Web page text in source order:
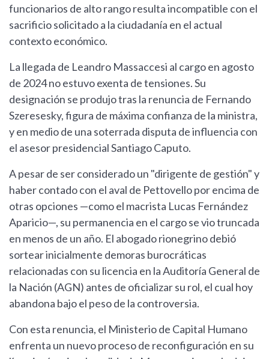
funcionarios de alto rango resulta incompatible con el
sacrificio solicitado a la ciudadanía en el actual
contexto económico.
La llegada de Leandro Massaccesi al cargo en agosto
de 2024 no estuvo exenta de tensiones. Su
designación se produjo tras la renuncia de Fernando
Szeresesky, figura de máxima confianza de la ministra,
y en medio de una soterrada disputa de influencia con
el asesor presidencial Santiago Caputo.
A pesar de ser considerado un "dirigente de gestión" y
haber contado con el aval de Pettovello por encima de
otras opciones —como el macrista Lucas Fernández
Aparicio—, su permanencia en el cargo se vio truncada
en menos de un año. El abogado rionegrino debió
sortear inicialmente demoras burocráticas
relacionadas con su licencia en la Auditoría General de
la Nación (AGN) antes de oficializar su rol, el cual hoy
abandona bajo el peso de la controversia.
Con esta renuncia, el Ministerio de Capital Humano
enfrenta un nuevo proceso de reconfiguración en su